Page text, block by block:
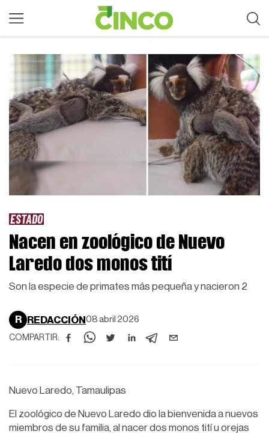
ESTADO
Nacen en zoológico de Nuevo
Laredo dos monos tití
Son la especie de primates más pequeña y nacieron 2
R REDACCIÓN 08 abril 2026
COMPARTIR:
Nuevo Laredo, Tamaulipas
El zoológico de Nuevo Laredo dio la bienvenida a nuevos
miembros de su familia, al nacer dos monos tití u orejas